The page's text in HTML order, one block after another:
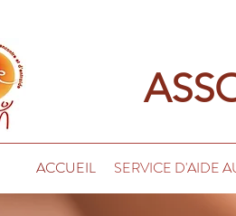
ACCUEIL SERVICE D'AIDE